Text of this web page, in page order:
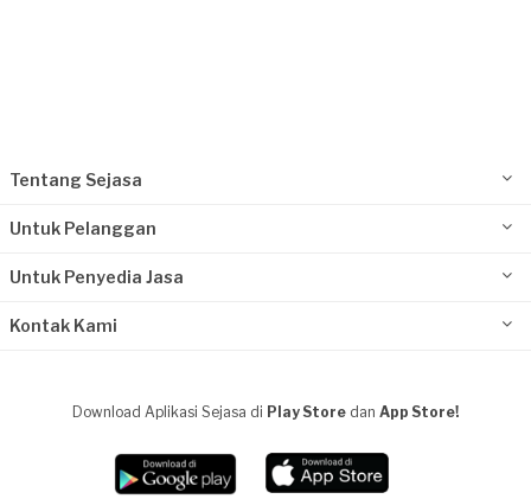
Tentang Sejasa
Untuk Pelanggan
Untuk Penyedia Jasa
Kontak Kami
Download Aplikasi Sejasa di Play Store dan App Store!